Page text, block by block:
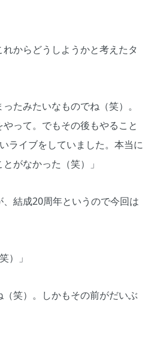
からどうしようかと考えたタ
たみたいなものでね（笑）。
って。でもその後もやること
ライブをしていました。本当に
がなかった（笑）」
結成20周年というので今回は
）」
笑）。しかもその前がだいぶ